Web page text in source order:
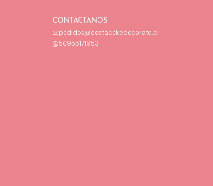
CONTÁCTANOS
pedidos@costacakedecorate.cl
56955171953